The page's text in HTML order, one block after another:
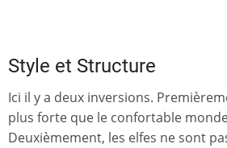
Style et Structure
Ici il y a deux inversions.
plus forte que le confortable
Deuxièmement, les elfes ne sont